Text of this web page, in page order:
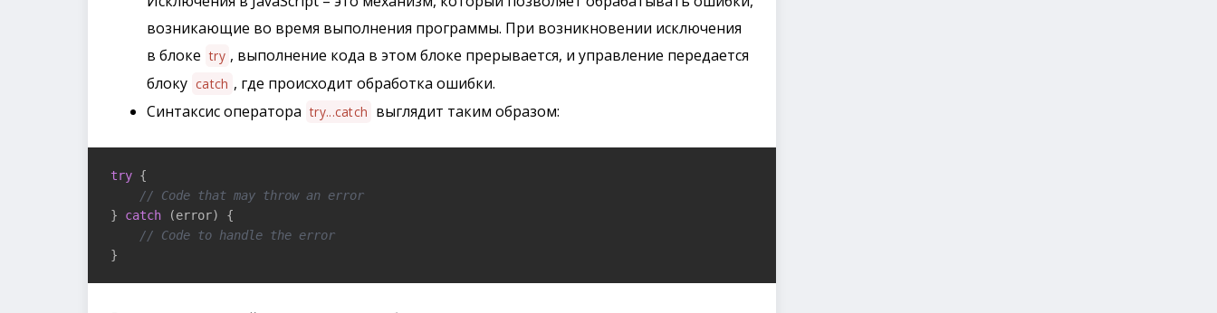
возникающие во время выполнения программы. При возникновении исключения
в блоке try , выполнение кода в этом блоке прерывается, и управление передается
блоку catch , где происходит обработка ошибки.
Синтаксис оператора try...catch выглядит таким образом:
try {
// Code that may throw an error
} catch (error) {
// Code to handle the error
}